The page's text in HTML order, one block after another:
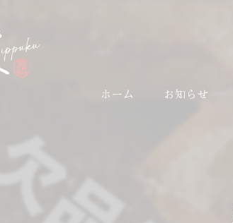
ホーム お知らせ